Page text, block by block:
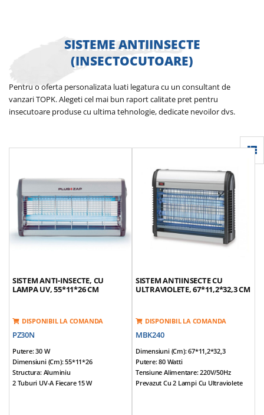
SISTEME ANTIINSECTE
(INSECTOCUTOARE)
Pentru o oferta personalizata luati legatura cu un consultant de
vanzari TOPK. Alegeti cel mai bun raport calitate pret pentru
insecutoare produse cu ultima tehnologie, dedicate nevoilor dvs.
SISTEM ANTI-INSECTE, CU
LAMPA UV, 55*11*26 CM
DISPONIBIL LA COMANDA
PZ30N
Putere: 30 W
Dimensiuni (cm): 55*11*26
Structura: Aluminiu
2 Tuburi UV-A Fiecare 15 W
SISTEM ANTIINSECTE CU
ULTRAVIOLETE, 67*11,2*32,3 CM
DISPONIBIL LA COMANDA
MBK240
Dimensiuni (cm): 67*11,2*32,3
Putere: 80 Watti
Tensiune Alimentare: 220V/50Hz
Prevazut Cu 2 Lampi Cu Ultraviolete